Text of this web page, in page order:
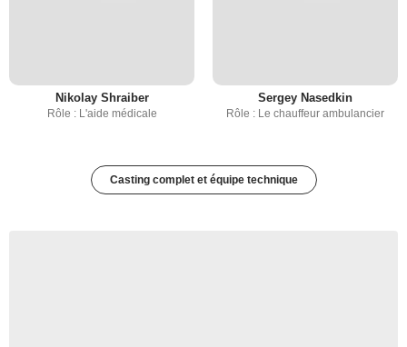
Nikolay Shraiber
Rôle : L'aide médicale
Sergey Nasedkin
Rôle : Le chauffeur ambulancier
Casting complet et équipe technique